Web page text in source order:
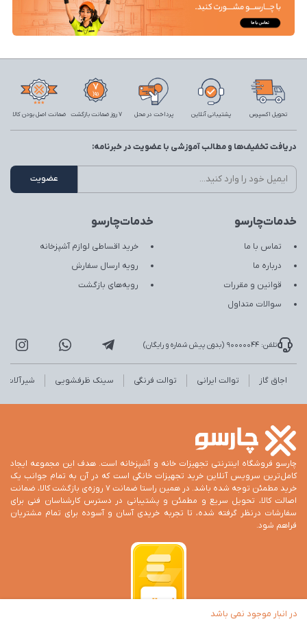
در انبار موجود نمی باشد
تحویل اکسپرس پشتیبانی آنلاین پرداخت در محل 7 روز ضمانت بازگشت ضمانت اصل بودن کالا
خدمات‌چارسو
تماس با ما
درباره ما
قوانین و مقررات
سوالات متداول
خدمات‌چارسو
خرید اقساطی لوازم آشپزخانه
رویه ارسال سفارش
رویه‌های بازگشت
دریافت تخفیف‌ها و مطالب آموزشی با عضویت در خبرنامه:
تلفن: 90000044 (بدون پیش شماره و رایگان)
اجاق گاز توالت ایرانی توالت فرنگی سینک ظرفشویی شیرآلات
چارسو فروشگاه اینترنتی تجهیزات خانه و آشپزخانه است. هدف این مجموعه ایجاد
کامل‌ترین سرویس آنلاین خرید تجهیزات خانگی است که در آن به تمام جوانب یک
خرید مطمئن توجه شده باشد. در همین راستا ضمانت 7 روزه‌ی بازگشت کالا، ضمانت
اصالت کالا، تحویل سریع و مطمئن و پشتیبانی در دسترس کارشناسان فنی برای
سفارشات درنظر گرفته شده، تا تجربه خریدی آسان و آسوده برای تمام مشتریان
فراهم شود.